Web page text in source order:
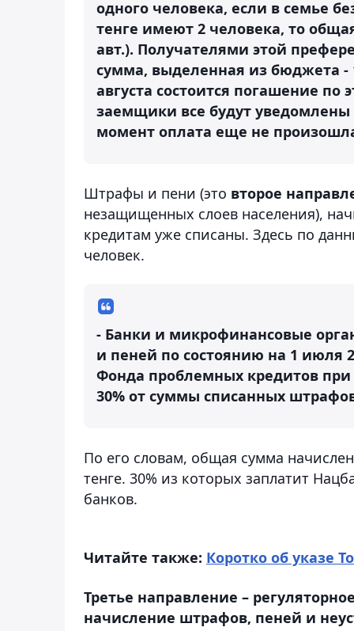
одного человека, если в семье
тенге имеют 2 человека, то
авт.). Получателями этой
сумма, выделенная из бюджета -
августа состоится погашение
заемщики все будут
момент оплата еще не
Штрафы и пени (это второе
незащищенных слоев населения),
кредитам уже списаны. Здесь по
человек.
- Банки и микрофинансовые
и пеней по состоянию на 1 июля
Фонда проблемных кредитов
30% от суммы списанных
По его словам, общая сумма
тенге. 30% из которых заплатит
банков.
Читайте также: Коротко об указе
Третье направление –
начисление штрафов, пеней и